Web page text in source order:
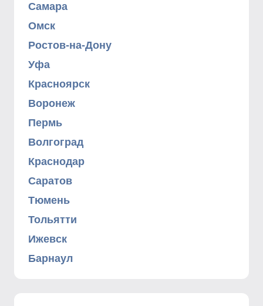
Самара
Омск
Ростов-на-Дону
Уфа
Красноярск
Воронеж
Пермь
Волгоград
Краснодар
Саратов
Тюмень
Тольятти
Ижевск
Барнаул